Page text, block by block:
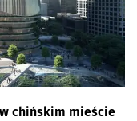
chińskim mieście